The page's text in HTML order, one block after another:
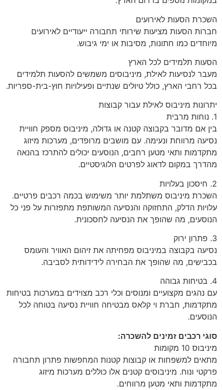
השכרת הסעות לאירועים
חברות הסעות מציעות שירותי תחבורה ייעודיים לאירועים
מיוחדים כמו חתונות, מסיבות או ימי גיבוש.
הסעות תלמידים לכל הארץ
מעבר לנסיעות לאילת, מיניבוסים משמשים להסעות תלמידים
בכל רחבי הארץ, כולל טיולים שנתיים ופעילויות חוץ-בית-ספריות.
יתרונות מיניבוס לאילת עבור קבוצות
1. נוחות מרבית
בין אם מדובר בקבוצה קטנה או גדולה, מיניבוס מספק חוויית
נסיעה מרווחת ונעימה. עם מושבים מרופדים, מערכות מיזוג
מתקדמות ותאי מטען רחבים, הנוסעים יכולים להתרכז בהנאה
מהדרך במקום לדאוג לפרטים הלוגיסטיים.
2. חיסכון בעלויות
השכרת מיניבוס משתלמת יותר משימוש בכמה רכבים פרטיים.
עלויות הדלק, התחזוקה והנסיעה המשותפת מתפזרות על פני כל
הנוסעים, מה שהופך את הנסיעה לחסכונית.
3. פתרון ירוק
נסיעה בקבוצה במיניבוס מפחיתה את זיהום האוויר והעומס
בכבישים, מה שהופך את הבחירה לידידותית לסביבה.
4. בטיחות גבוהה
עם נהגים מקצועיים ומנוסים וכלי רכב מצוידים במערכות בטיחות
מתקדמות, חברת וי קלאס מבטיחה חוויית נסיעה בטוחה לכל
הנוסעים.
סוגי רכבים זמינים להשכרה:
מיניבוס 10 מקומות
מתאים למשפחות או קבוצות קטנות המחפשות פתרון תחבורה
פרקטי ונוח. מיניבוסים קטנים אלו כוללים מערכות מיזוג
מתקדמות ותאי מטען מרווחים.